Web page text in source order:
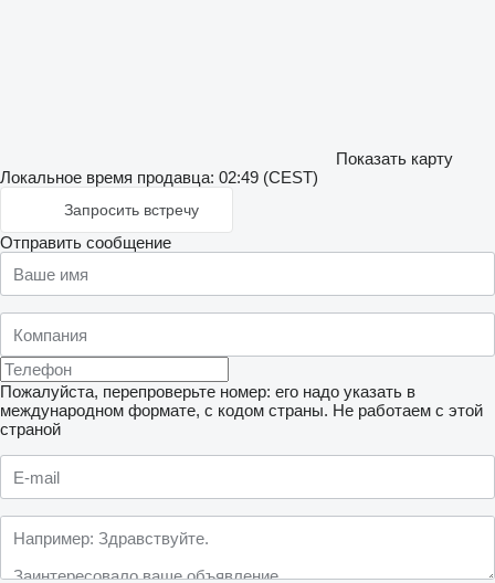
Показать карту
Локальное время продавца: 02:49 (CEST)
Запросить встречу
Отправить сообщение
Пожалуйста, перепроверьте номер: его надо указать в
международном формате, с кодом страны. Не работаем с этой
страной